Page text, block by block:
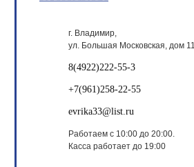
г. Владимир,
ул. Большая Московская, дом 11
8(4922)222-55-3
+7(961)258-22-55
evrika33@list.ru
Работаем с 10:00 до 20:00.
Касса работает до 19:00